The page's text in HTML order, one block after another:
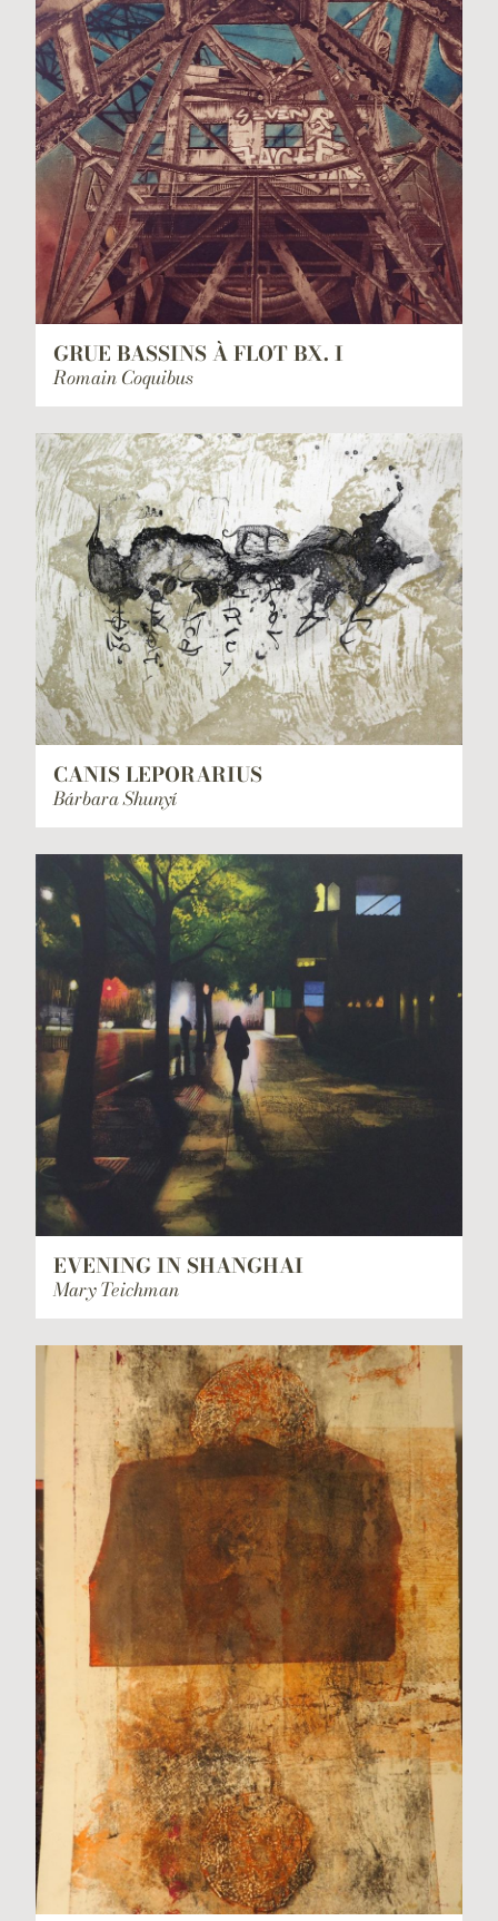
GRUE BASSINS À FLOT BX. I
Romain Coquibus
CANIS LEPORARIUS
Bárbara Shunyí
EVENING IN SHANGHAI
Mary Teichman